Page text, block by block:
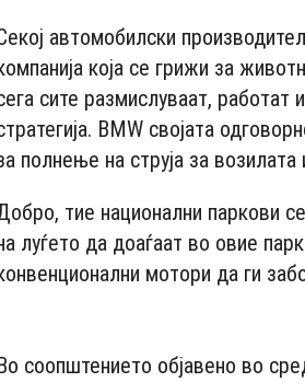
автомобилски
која се грижи за
сите размислуваат,
BMW својата
полнење на струја за
тие национални паркови
луѓето да доаѓаат во овие
мотори да ги
соопштението објавено во